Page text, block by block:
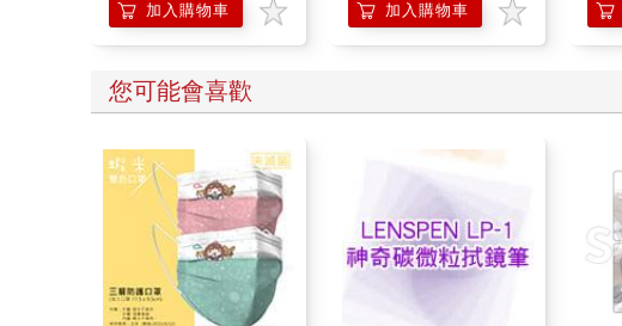
加入購物車 加入購物車
您可能會喜歡